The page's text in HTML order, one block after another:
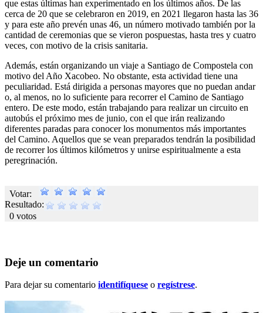
que estas últimas han experimentado en los últimos años. De las
cerca de 20 que se celebraron en 2019, en 2021 llegaron hasta las 36
y para este año prevén unas 46, un número motivado también por la
cantidad de ceremonias que se vieron pospuestas, hasta tres y cuatro
veces, con motivo de la crisis sanitaria.
Además, están organizando un viaje a Santiago de Compostela con
motivo del Año Xacobeo. No obstante, esta actividad tiene una
peculiaridad. Está dirigida a personas mayores que no puedan andar
o, al menos, no lo suficiente para recorrer el Camino de Santiago
entero. De este modo, están trabajando para realizar un circuito en
autobús el próximo mes de junio, con el que irán realizando
diferentes paradas para conocer los monumentos más importantes
del Camino. Aquellos que se vean preparados tendrán la posibilidad
de recorrer los últimos kilómetros y unirse espiritualmente a esta
peregrinación.
Votar:
Resultado:
0 votos
Deje un comentario
Para dejar su comentario identifíquese o regístrese.